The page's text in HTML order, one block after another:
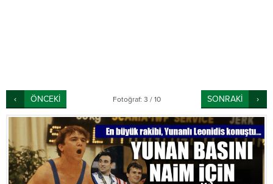
ÖNCEKİ Fotoğraf: 3 / 10 SONRAKİ